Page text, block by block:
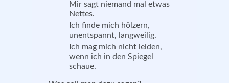
Mir sagt niemand mal etwas
Nettes.
Ich finde mich hölzern,
unentspannt, langweilig.
Ich mag mich nicht leiden,
wenn ich in den Spiegel
schaue.